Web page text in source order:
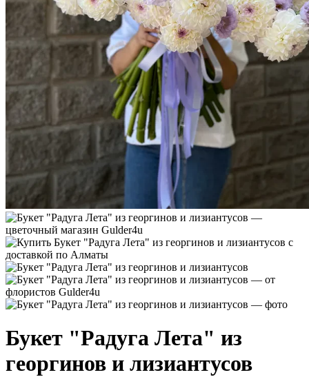
Букет "Радуга Лета" из
георгинов и лизиантусов